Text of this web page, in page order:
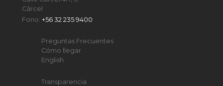
Cárcel
Fono:+56 32 235 9400
Preguntas Frecuentes
Cómo llegar
English
Transparencia